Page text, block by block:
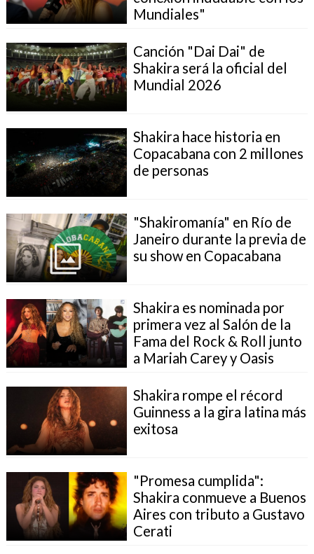
Mundiales"
Canción "Dai Dai" de
Shakira será la oficial del
Mundial 2026
Shakira hace historia en
Copacabana con 2 millones
de personas
"Shakiromanía" en Río de
Janeiro durante la previa de
su show en Copacabana
Shakira es nominada por
primera vez al Salón de la
Fama del Rock & Roll junto
a Mariah Carey y Oasis
Shakira rompe el récord
Guinness a la gira latina más
exitosa
"Promesa cumplida":
Shakira conmueve a Buenos
Aires con tributo a Gustavo
Cerati